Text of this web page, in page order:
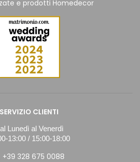
e prodotti Homedecor
SERVIZIO CLIENTI
Lunedì al Venerdì
13:00 / 15:00-18:00
+39 328 675 0088